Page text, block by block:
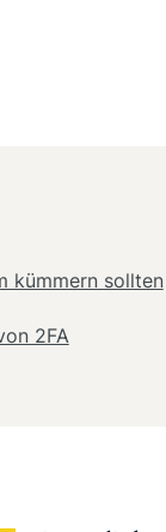
kümmern sollten
2FA